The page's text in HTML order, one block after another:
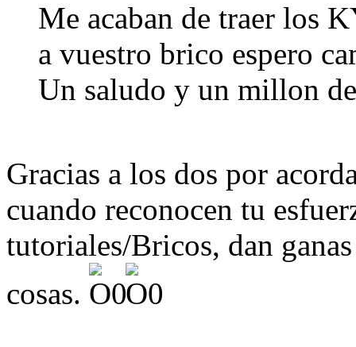
Me acaban de traer los
a vuestro brico espero
Un saludo y un millon
Gracias a los dos por
cuando reconocen tu
tutoriales/Bricos, dan
cosas.